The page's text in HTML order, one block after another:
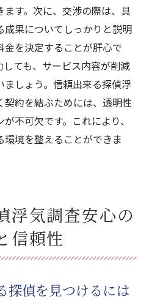
す。次に、交渉の際は、具
果についてしっかりと説明
金を決定することが肝心で
ても、サービス内容が削減
しょう。信頼出来る探偵浮
約を結ぶためには、透明性
不可欠です。これにより、
境を整えることができま
浮気調査安心の
信頼性
探偵を見つけるには